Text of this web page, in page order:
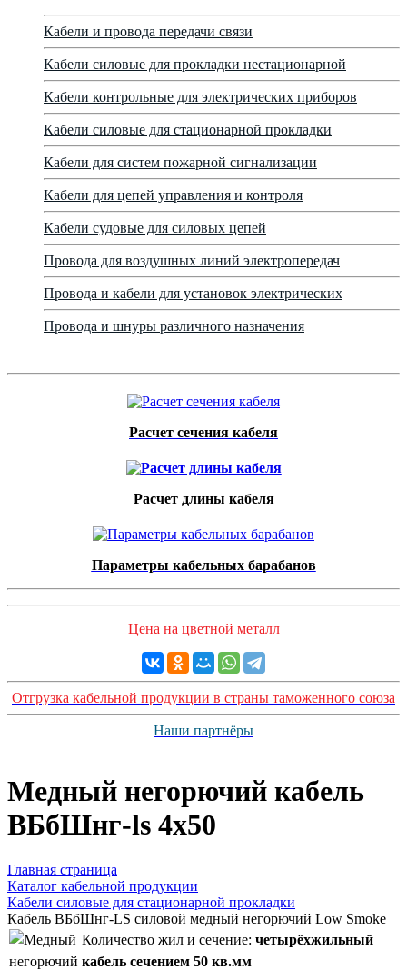
Кабели и провода передачи связи
Кабели силовые для прокладки нестационарной
Кабели контрольные для электрических приборов
Кабели силовые для стационарной прокладки
Кабели для систем пожарной сигнализации
Кабели для цепей управления и контроля
Кабели судовые для силовых цепей
Провода для воздушных линий электропередач
Провода и кабели для установок электрических
Провода и шнуры различного назначения
Расчет сечения кабеля
Расчет длины кабеля
Параметры кабельных барабанов
Цена на цветной металл
Отгрузка кабельной продукции в страны таможенного союза
Наши партнёры
Медный негорючий кабель
ВБбШнг-ls 4х50
Главная страница
Каталог кабельной продукции
Кабели силовые для стационарной прокладки
Кабель ВБбШнг-LS силовой медный негорючий Low Smoke
Количество жил и сечение: четырёхжильный
кабель сечением 50 кв.мм